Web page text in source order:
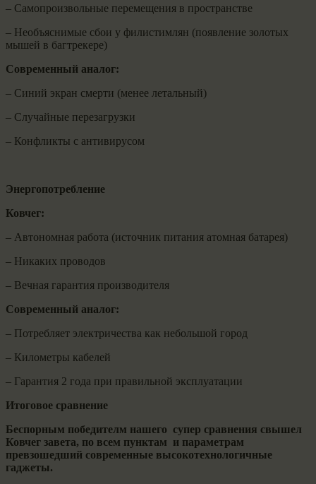
– Самопроизвольные перемещения в пространстве
– Необъяснимые сбои у филистимлян (появление золотых
мышей в багтрекере)
Современный аналог:
– Синий экран смерти (менее летальный)
– Случайные перезагрузки
– Конфликты с антивирусом
Энергопотребление
Ковчег:
– Автономная работа (источник питания атомная батарея)
– Никаких проводов
– Вечная гарантия производителя
Современный аналог:
– Потребляет электричества как небольшой город
– Километры кабелей
– Гарантия 2 года при правильной эксплуатации
Итоговое сравнение
Беспорным победителм нашего супер сравнения свышел
Ковчег завета, по всем пунктам и параметрам
превзошедший​ современные высокотехнологичные
гаджеты.